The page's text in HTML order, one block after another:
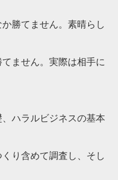
勝てません。素晴らし
ません。実際は相手に
ハラルビジネスの基本
り含めて調査し、そし